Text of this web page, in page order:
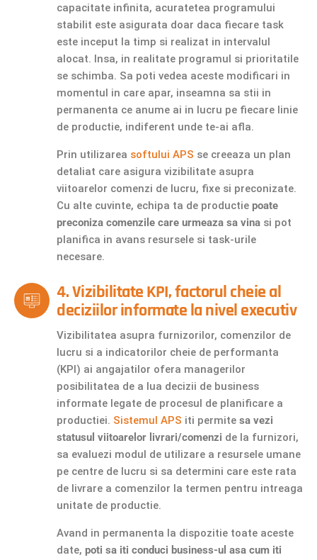
capacitate infinita, acuratetea programului
stabilit este asigurata doar daca fiecare task
este inceput la timp si realizat in intervalul
alocat. Insa, in realitate programul si prioritatile
se schimba. Sa poti vedea aceste modificari in
momentul in care apar, inseamna sa stii in
permanenta ce anume ai in lucru pe fiecare linie
de productie, indiferent unde te-ai afla.
Prin utilizarea softului APS se creeaza un plan
detaliat care asigura vizibilitate asupra
viitoarelor comenzi de lucru, fixe si preconizate.
Cu alte cuvinte, echipa ta de productie poate
preconiza comenzile care urmeaza sa vina si pot
planifica in avans resursele si task-urile
necesare.
4. Vizibilitate KPI, factorul cheie al
deciziilor informate la nivel executiv
Vizibilitatea asupra furnizorilor, comenzilor de
lucru si a indicatorilor cheie de performanta
(KPI) ai angajatilor ofera managerilor
posibilitatea de a lua decizii de business
informate legate de procesul de planificare a
productiei. Sistemul APS iti permite sa vezi
statusul viitoarelor livrari/comenzi de la furnizori,
sa evaluezi modul de utilizare a resursele umane
pe centre de lucru si sa determini care este rata
de livrare a comenzilor la termen pentru intreaga
unitate de productie.
Avand in permanenta la dispozitie toate aceste
date, poti sa iti conduci business-ul asa cum iti